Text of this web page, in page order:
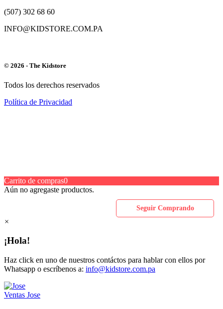
(507) 302 68 60
INFO@KIDSTORE.COM.PA
© 2026 - The Kidstore
Todos los derechos reservados
Política de Privacidad
Carrito de compras0
Aún no agregaste productos.
Seguir Comprando
×
¡Hola!
Haz click en uno de nuestros contáctos para hablar con ellos por
Whatsapp o escríbenos a: info@kidstore.com.pa
Ventas Jose